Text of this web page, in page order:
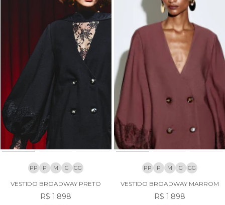
PP P M G GG
VESTIDO BROADWAY PRETO
R$ 1.898
PP P M G GG
VESTIDO BROADWAY MARROM
R$ 1.898